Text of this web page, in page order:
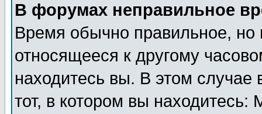
В форумах неправильное
Время обычно правильное,
относящееся к другому
находитесь вы. В этом
тот, в котором вы